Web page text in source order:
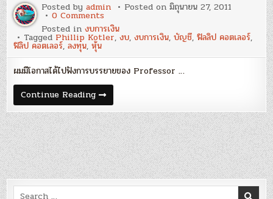
Posted byadmin Posted onมิถุนายน 27, 2011
0 Comments
อัน
เนื่อง
มา
ฟิ
ลิป
คอต
เลอ
ร์
:
วิโรจน์
เฉลิม
รัตนา
Posted inงบการเงิน
Tagged Phillip Kotler,งบ,งบการเงิน,บัญชี,ฟิลลิป คอตเลอร์,
ฟิลิป คอตเลอร์,ลงทุน,หุ้น
ผมมีโอกาสได้ไปฟังการบรรยายของ Professor …
Continue Readingอัน
เนื่อง
มา
จาก
ฟิ
ลิป
คอต
เลอ
ร์
:
วิโรจน์
เฉลิม
Search